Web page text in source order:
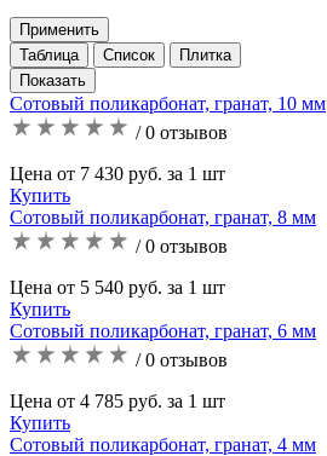
Применить
Таблица
Список Плитка
Сотовый поликарбонат, гранат, 10 мм
/ 0 отзывов
Цена от 7 430 руб. за 1 шт
Купить
Сотовый поликарбонат, гранат, 8 мм
/ 0 отзывов
Цена от 5 540 руб. за 1 шт
Купить
Сотовый поликарбонат, гранат, 6 мм
/ 0 отзывов
Цена от 4 785 руб. за 1 шт
Купить
Сотовый поликарбонат, гранат, 4 мм